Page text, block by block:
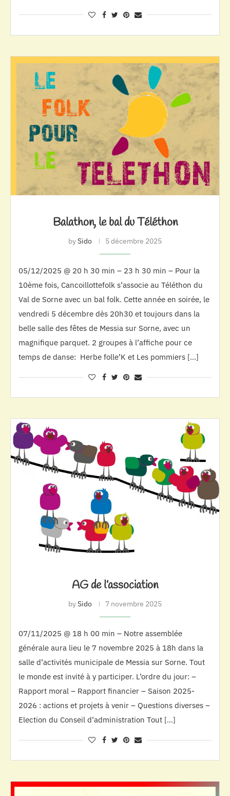
Balathon, le bal du Téléthon
bySido 5 décembre 2025
05/12/2025 @ 20 h 30 min – 23 h 30 min – Pour la
10ème fois, Cancoillottefolk s’associe au Téléthon du
Val de Sorne avec un bal folk. Cette année en soirée, le
vendredi 5 décembre dès 20h30 et toujours dans la
belle salle des fêtes de Messia sur Sorne, avec un
magnifique parquet. 2 groupes à l’affiche pour ce
temps de danse: Herbe folle’K et Les pommiers […]
AG de l’association
bySido 7 novembre 2025
07/11/2025 @ 18 h 00 min – Notre assemblée
générale aura lieu le 7 novembre 2025 à 18h dans la
salle d’activités municipale de Messia sur Sorne. Tout
le monde est invité à y participer. L’ordre du jour: –
Rapport moral – Rapport financier – Saison 2025-
2026 : actions et projets à venir – Questions diverses –
Election du Conseil d’administration Tout […]